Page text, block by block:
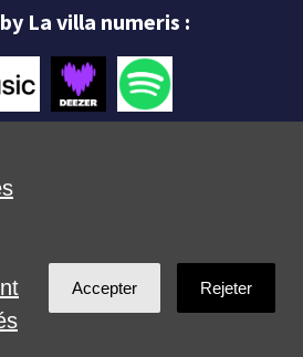
La villa numeris :
Accepter Rejeter